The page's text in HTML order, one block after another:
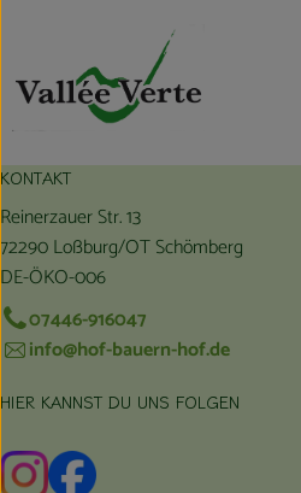
KONTAKT
Reinerzauer Str. 13
72290 Loßburg/OT Schömberg
DE-ÖKO-006
07446-916047
info@hof-bauern-hof.de
HIER KANNST DU UNS FOLGEN
Externer Link zu https://
Externer Link zu https://